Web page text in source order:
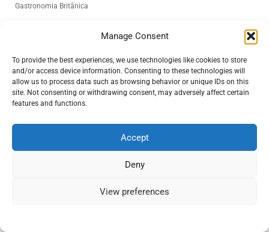
Manage Consent
To provide the best experiences, we use technologies like cookies to store
and/or access device information. Consenting to these technologies will
allow us to process data such as browsing behavior or unique IDs on this
site. Not consenting or withdrawing consent, may adversely affect certain
features and functions.
Accept
Deny
View preferences
Gastronomia Britânica
Gastronomia Italiana
Gastronomia Venezuelana